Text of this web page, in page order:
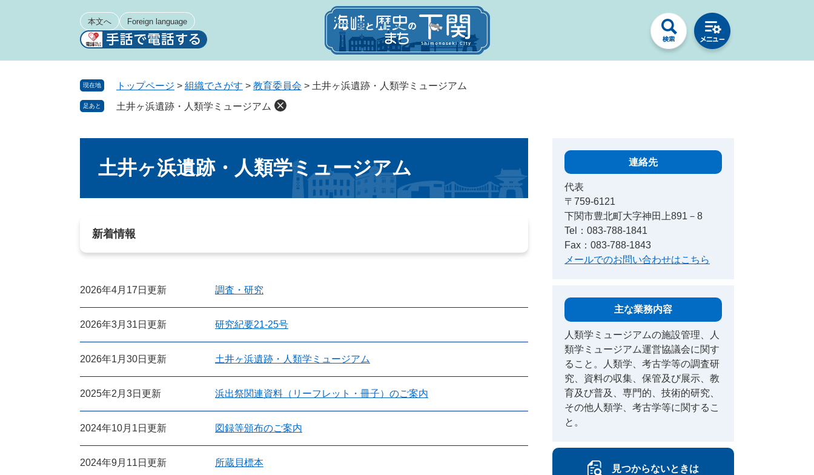
本文へ Foreign language
現在地 トップページ > 組織でさがす > 教育委員会 > 土井ヶ浜遺跡・人類学ミュージアム
足あと 土井ヶ浜遺跡・人類学ミュージアム
土井ヶ浜遺跡・人類学ミュージアム
新着情報
2026年4月17日更新 調査・研究
2026年3月31日更新 研究紀要21-25号
2026年1月30日更新 土井ヶ浜遺跡・人類学ミュージアム
2025年2月3日更新 浜出祭関連資料（リーフレット・冊子）のご案内
2024年10月1日更新 図録等頒布のご案内
2024年9月11日更新 所蔵貝標本
連絡先
代表
〒759-6121
下関市豊北町大字神田上891－8
Tel：083-788-1841
Fax：083-788-1843
メールでのお問い合わせはこちら
主な業務内容
人類学ミュージアムの施設管理、人
類学ミュージアム運営協議会に関す
ること。人類学、考古学等の調査研
究、資料の収集、保管及び展示、教
育及び普及、専門的、技術的研究、
その他人類学、考古学等に関するこ
と。
見つからないときは